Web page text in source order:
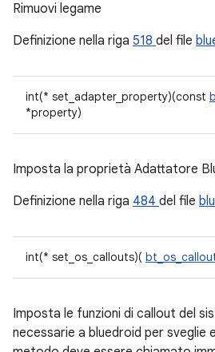
Rimuovi legame
Definizione nella riga 518 del file
int(* set_adapter_property)(const
*property)
Imposta la proprietà Adattatore
Definizione nella riga 484 del file
int(* set_os_callouts)(
Imposta le funzioni di callout del
necessarie a bluedroid per sveglie